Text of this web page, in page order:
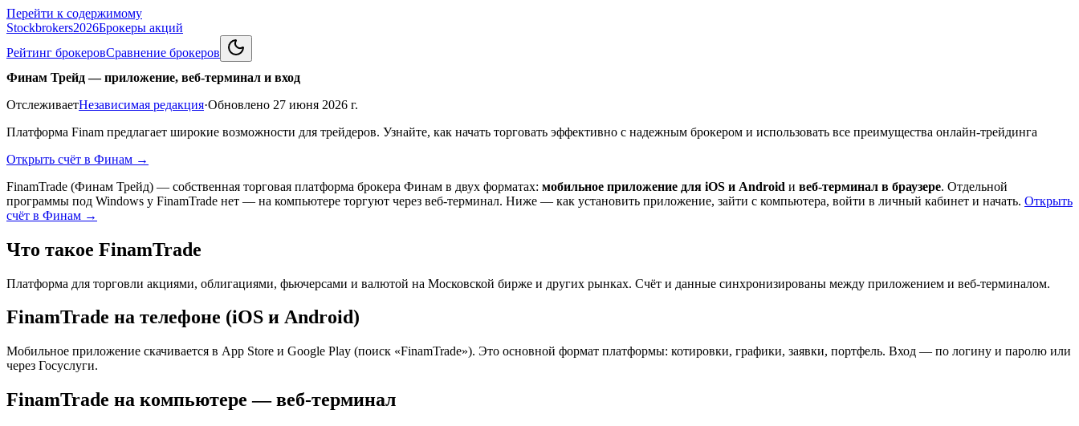
Перейти к содержимому
Stockbrokers2026Брокеры акций
Рейтинг брокеровСравнение брокеров
Финам Трейд — приложение, веб-терминал и вход
ОтслеживаетНезависимая редакция·Обновлено 27 июня 2026 г.
Платформа Finam предлагает широкие возможности для трейдеров. Узнайте, как начать торговать эффективно с надежным брокером и использовать все преимущества онлайн-трейдинга
Открыть счёт в Финам →
FinamTrade (Финам Трейд) — собственная торговая платформа брокера Финам в двух форматах: мобильное приложение для iOS и Android и веб-терминал в браузере. Отдельной
программы под Windows у FinamTrade нет — на компьютере торгуют через веб-терминал. Ниже — как установить приложение, зайти с компьютера, войти в личный кабинет и начать. Открыть
счёт в Финам →
Что такое FinamTrade
Платформа для торговли акциями, облигациями, фьючерсами и валютой на Московской бирже и других рынках. Счёт и данные синхронизированы между приложением и веб-терминалом.
FinamTrade на телефоне (iOS и Android)
Мобильное приложение скачивается в App Store и Google Play (поиск «FinamTrade»). Это основной формат платформы: котировки, графики, заявки, портфель. Вход — по логину и паролю или
через Госуслуги.
FinamTrade на компьютере — веб-терминал